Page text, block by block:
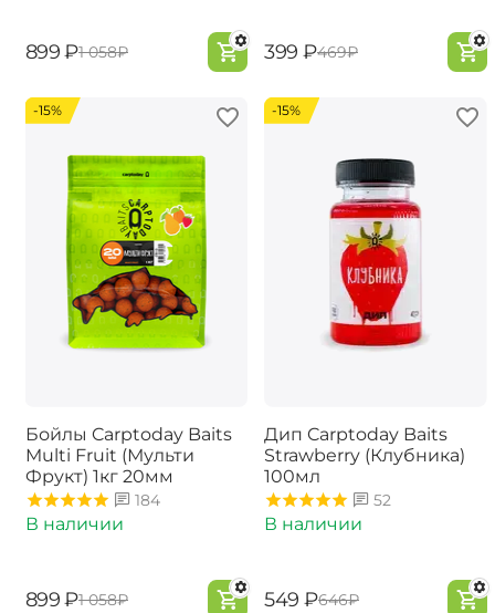
‍899‍ ₽‍1 058‍₽ ‍399‍ ₽‍469‍₽
-15%
Бойлы Carptoday Baits
Multi Fruit (Мульти
Фрукт) 1кг 20мм
184
В наличии
‍899‍ ₽‍1 058‍₽
-15%
Дип Carptoday Baits
Strawberry (Клубника)
100мл
52
В наличии
‍549‍ ₽‍646‍₽